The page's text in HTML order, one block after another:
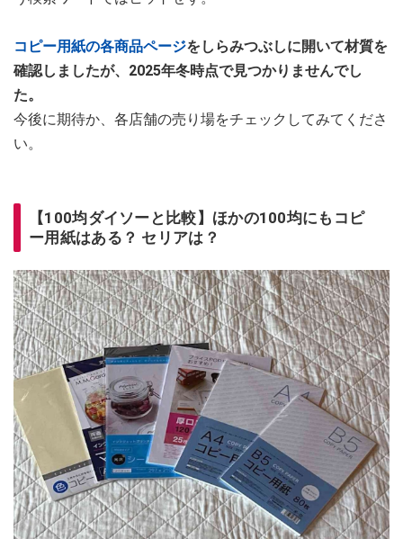
コピー用紙の各商品ページをしらみつぶしに開いて材質を
確認しましたが、2025年冬時点で見つかりませんでし
た。
今後に期待か、各店舗の売り場をチェックしてみてくださ
い。
【100均ダイソーと比較】ほかの100均にもコピ
ー用紙はある？ セリアは？